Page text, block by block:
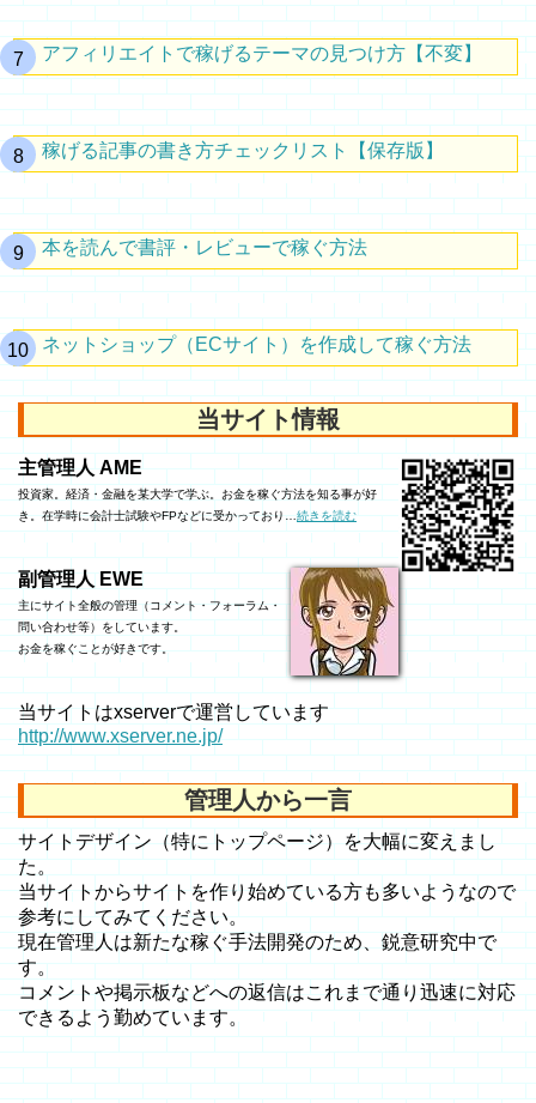
アフィリエイトで稼げるテーマの見つけ方【不変】
稼げる記事の書き方チェックリスト【保存版】
本を読んで書評・レビューで稼ぐ方法
ネットショップ（ECサイト）を作成して稼ぐ方法
当サイト情報
主管理人 AME
投資家。経済・金融を某大学で学ぶ。お金を稼ぐ方法を知る事が好
き。在学時に会計士試験やFPなどに受かっており…続きを読む
副管理人 EWE
主にサイト全般の管理（コメント・フォーラム・
問い合わせ等）をしています。
お金を稼ぐことが好きです。
当サイトはxserverで運営しています
http://www.xserver.ne.jp/
管理人から一言
サイトデザイン（特にトップページ）を大幅に変えまし
た。
当サイトからサイトを作り始めている方も多いようなので
参考にしてみてください。
現在管理人は新たな稼ぐ手法開発のため、鋭意研究中で
す。
コメントや掲示板などへの返信はこれまで通り迅速に対応
できるよう勤めています。